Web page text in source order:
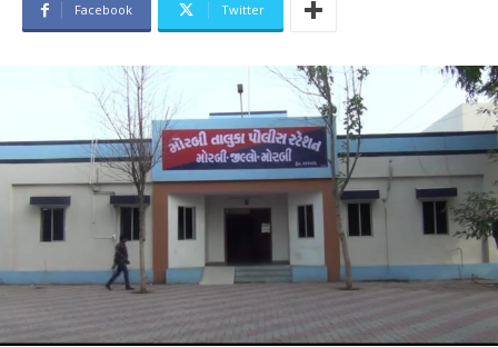
Facebook Twitter